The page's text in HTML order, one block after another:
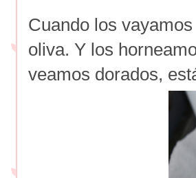
Cuando los
oliva. Y los
veamos dorados,